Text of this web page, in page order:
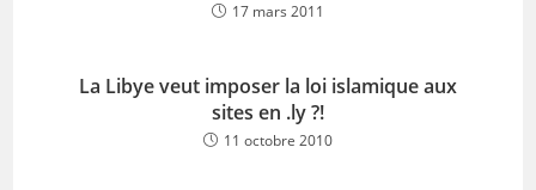
17 mars 2011
La Libye veut imposer la loi islamique aux
sites en .ly ?!
11 octobre 2010